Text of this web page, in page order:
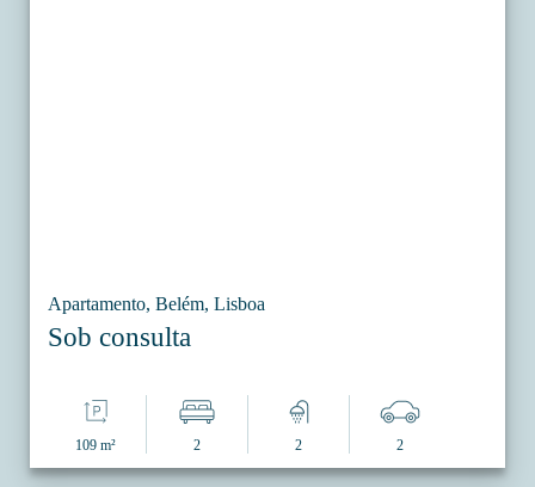
Apartamento, Belém, Lisboa
Sob consulta
109 m² 2 2 2